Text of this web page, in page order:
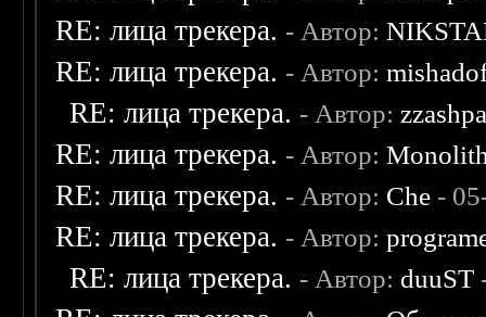
RE: лица трекера. - Автор:
RE: лица трекера. - Автор:
RE: лица трекера. - Автор:
RE: лица трекера. - Автор:
RE: лица трекера. - Автор: Che -
RE: лица трекера. - Автор:
RE: лица трекера. - Автор: duuST